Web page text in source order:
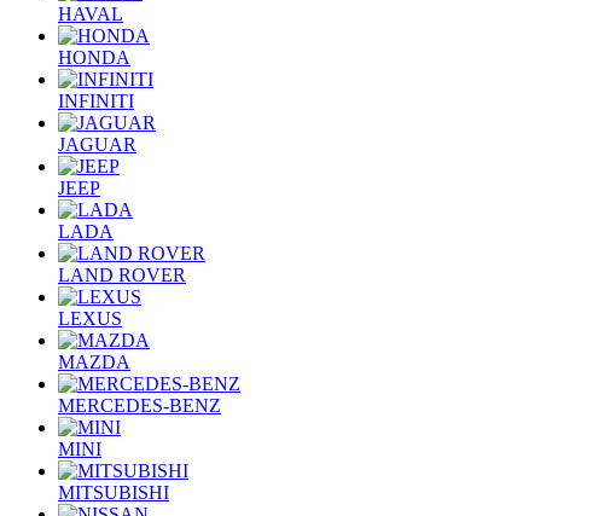
HAVAL
HONDA
INFINITI
JAGUAR
JEEP
LADA
LAND ROVER
LEXUS
MAZDA
MERCEDES-BENZ
MINI
MITSUBISHI